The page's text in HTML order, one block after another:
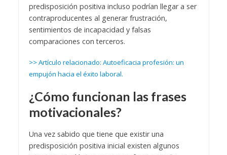
predisposición positiva incluso podrían llegar a ser
contraproducentes al generar frustración,
sentimientos de incapacidad y falsas
comparaciones con terceros.
>> Artículo relacionado: Autoeficacia profesión: un
empujón hacia el éxito laboral.
¿Cómo funcionan las frases
motivacionales?
Una vez sabido que tiene que existir una
predisposición positiva inicial existen algunos